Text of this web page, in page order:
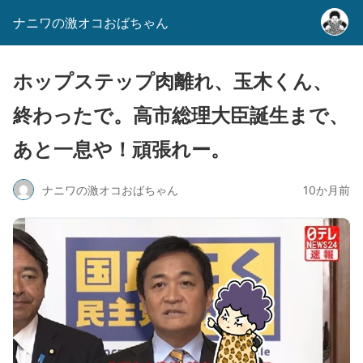
ナニワの激オコおばちゃん
ホップステップ肉離れ、玉木くん、
終わったで。高市総理大臣誕生まで、
あと一息や！頑張れー。
ナニワの激オコおばちゃん 10か月前